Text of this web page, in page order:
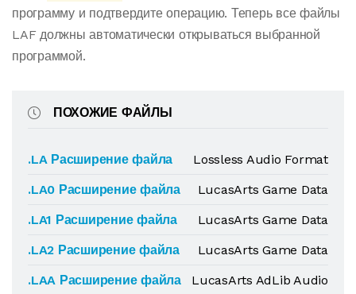
программу и подтвердите операцию. Теперь все файлы
LAF должны автоматически открываться выбранной
программой.
ПОХОЖИЕ ФАЙЛЫ
.LA Расширение файла
Lossless Audio Format
.LA0 Расширение файла
LucasArts Game Data
.LA1 Расширение файла
LucasArts Game Data
.LA2 Расширение файла
LucasArts Game Data
.LAA Расширение файла
LucasArts AdLib Audio